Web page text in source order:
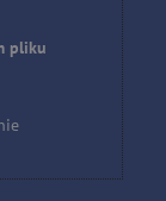
pliku